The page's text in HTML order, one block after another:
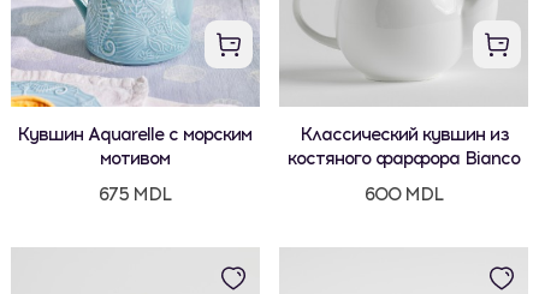
Кувшин Aquarelle с морским
мотивом
675 MDL
Классический кувшин из
костяного фарфора Bianco
600 MDL